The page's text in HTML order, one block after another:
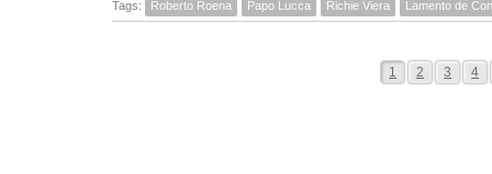
Tags: Roberto Roena Papo Lucca Richie Viera Lamento de
1 2 3 4